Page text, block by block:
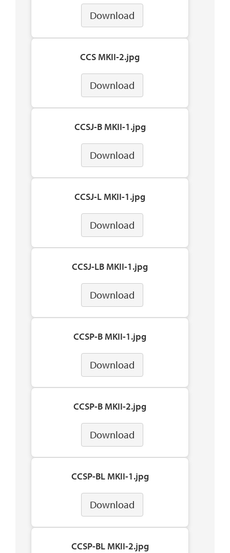
Download
CCS MKII-2.jpg
Download
CCSJ-B MKII-1.jpg
Download
CCSJ-L MKII-1.jpg
Download
CCSJ-LB MKII-1.jpg
Download
CCSP-B MKII-1.jpg
Download
CCSP-B MKII-2.jpg
Download
CCSP-BL MKII-1.jpg
Download
CCSP-BL MKII-2.jpg